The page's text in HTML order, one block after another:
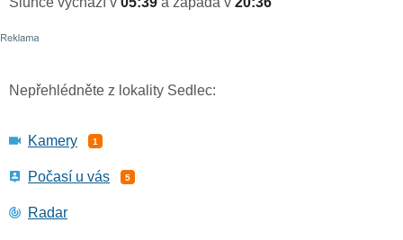
Nepřehlédněte z lokality Sedlec:
Kamery 1
Počasí u vás 5
Radar